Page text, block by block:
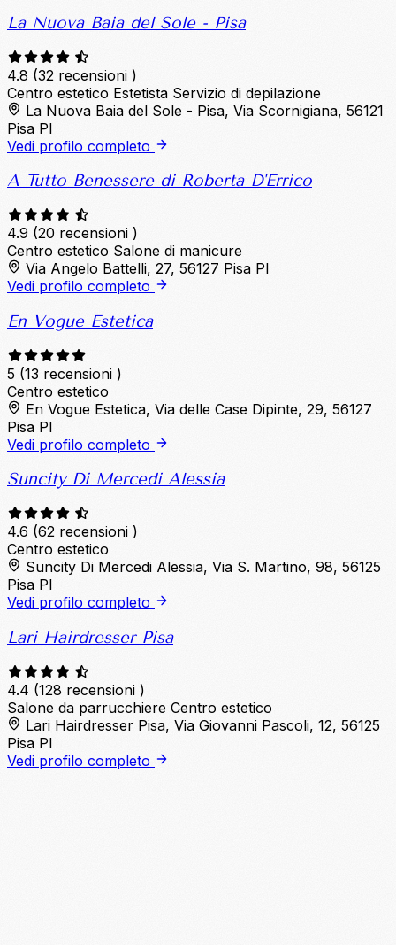
La Nuova Baia del Sole - Pisa
4.8 (32 recensioni )
Centro estetico Estetista Servizio di depilazione
La Nuova Baia del Sole - Pisa, Via Scornigiana, 56121
Pisa PI
Vedi profilo completo
A Tutto Benessere di Roberta D'Errico
4.9 (20 recensioni )
Centro estetico Salone di manicure
Via Angelo Battelli, 27, 56127 Pisa PI
Vedi profilo completo
En Vogue Estetica
5 (13 recensioni )
Centro estetico
En Vogue Estetica, Via delle Case Dipinte, 29, 56127
Pisa PI
Vedi profilo completo
Suncity Di Mercedi Alessia
4.6 (62 recensioni )
Centro estetico
Suncity Di Mercedi Alessia, Via S. Martino, 98, 56125
Pisa PI
Vedi profilo completo
Lari Hairdresser Pisa
4.4 (128 recensioni )
Salone da parrucchiere Centro estetico
Lari Hairdresser Pisa, Via Giovanni Pascoli, 12, 56125
Pisa PI
Vedi profilo completo